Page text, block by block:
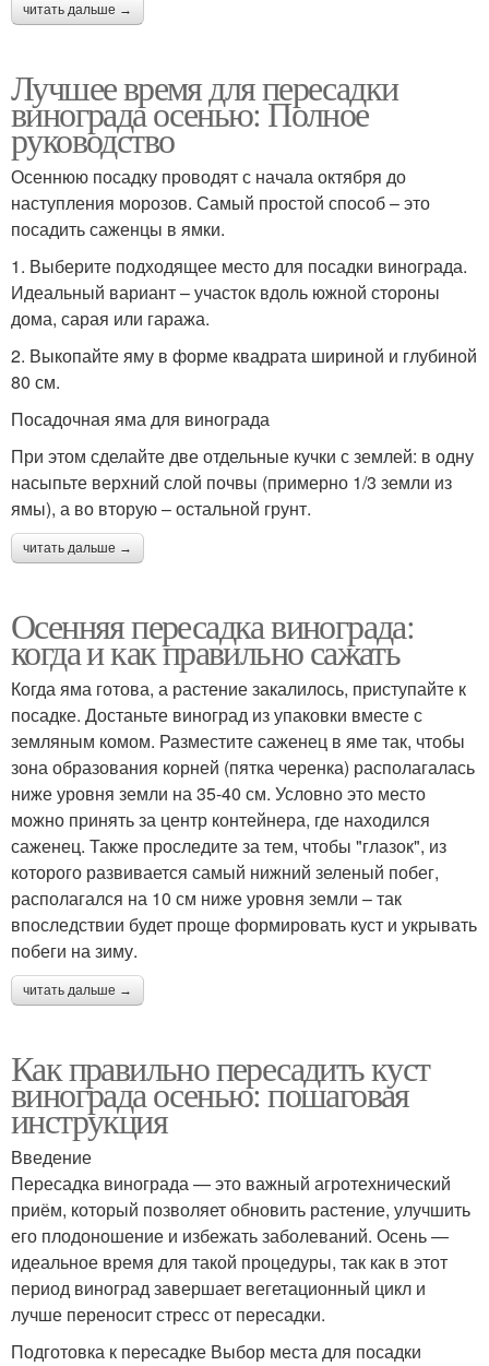
читать дальше →
Лучшее время для пересадки
винограда осенью: Полное
руководство
Осеннюю посадку проводят с начала октября до
наступления морозов. Самый простой способ – это
посадить саженцы в ямки.
1. Выберите подходящее место для посадки винограда.
Идеальный вариант – участок вдоль южной стороны
дома, сарая или гаража.
2. Выкопайте яму в форме квадрата шириной и глубиной
80 см.
Посадочная яма для винограда
При этом сделайте две отдельные кучки с землей: в одну
насыпьте верхний слой почвы (примерно 1/3 земли из
ямы), а во вторую – остальной грунт.
читать дальше →
Осенняя пересадка винограда:
когда и как правильно сажать
Когда яма готова, а растение закалилось, приступайте к
посадке. Достаньте виноград из упаковки вместе с
земляным комом. Разместите саженец в яме так, чтобы
зона образования корней (пятка черенка) располагалась
ниже уровня земли на 35-40 см. Условно это место
можно принять за центр контейнера, где находился
саженец. Также проследите за тем, чтобы "глазок", из
которого развивается самый нижний зеленый побег,
располагался на 10 см ниже уровня земли – так
впоследствии будет проще формировать куст и укрывать
побеги на зиму.
читать дальше →
Как правильно пересадить куст
винограда осенью: пошаговая
инструкция
Введение
Пересадка винограда — это важный агротехнический
приём, который позволяет обновить растение, улучшить
его плодоношение и избежать заболеваний. Осень —
идеальное время для такой процедуры, так как в этот
период виноград завершает вегетационный цикл и
лучше переносит стресс от пересадки.
Подготовка к пересадке Выбор места для посадки